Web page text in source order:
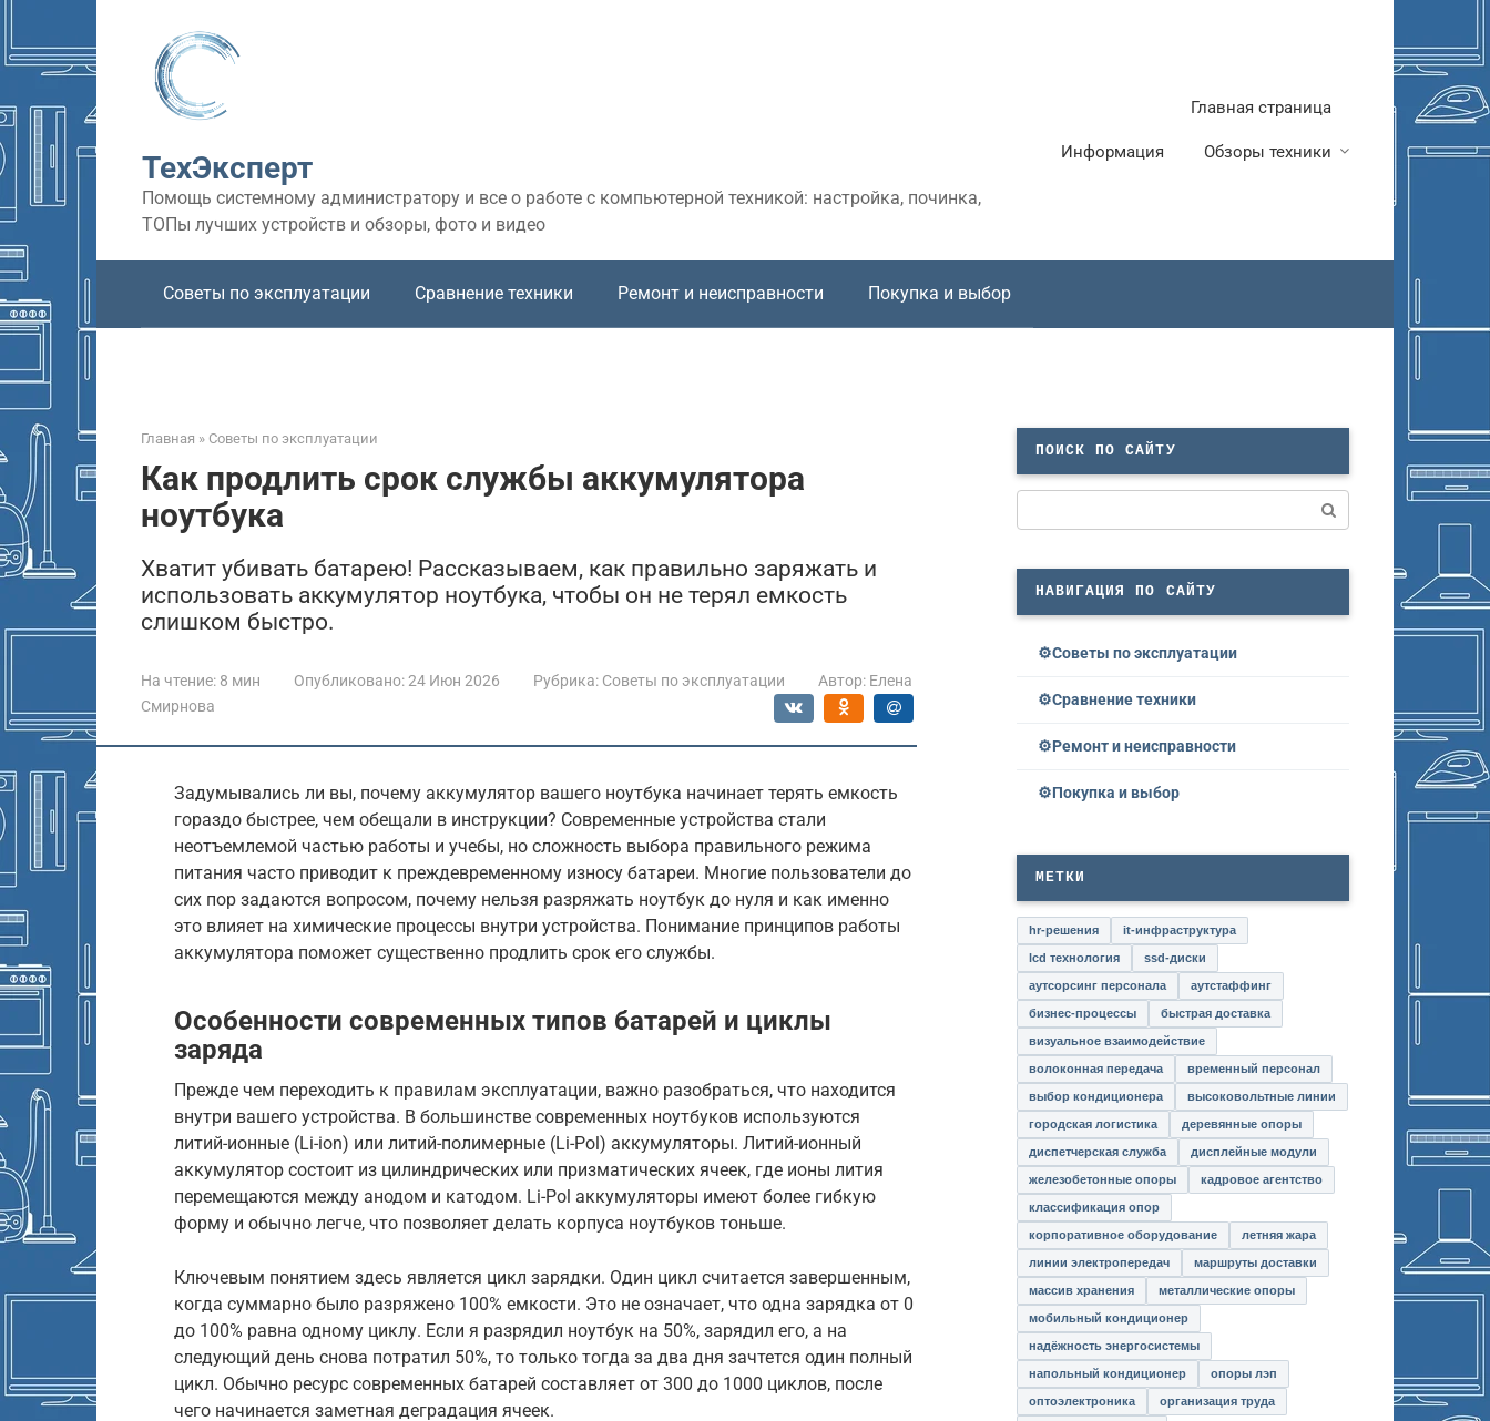
контенту
ТехЭксперт
Помощь системному администратору и все о работе с компьютерной техникой: настройка, починка,
ТОПы лучших устройств и обзоры, фото и видео
Главная страница
Информация Обзоры техники
Советы по эксплуатации Сравнение техники Ремонт и неисправности Покупка и выбор
Главная » Советы по эксплуатации
Как продлить срок службы аккумулятора
ноутбука
Хватит убивать батарею! Рассказываем, как правильно заряжать и
использовать аккумулятор ноутбука, чтобы он не терял емкость
слишком быстро.
На чтение: 8 мин Опубликовано:24 Июн 2026 Рубрика: Советы по эксплуатации Автор: Елена
Смирнова
Задумывались ли вы, почему аккумулятор вашего ноутбука начинает терять емкость
гораздо быстрее, чем обещали в инструкции? Современные устройства стали
неотъемлемой частью работы и учебы, но сложность выбора правильного режима
питания часто приводит к преждевременному износу батареи. Многие пользователи до
сих пор задаются вопросом, почему нельзя разряжать ноутбук до нуля и как именно
это влияет на химические процессы внутри устройства. Понимание принципов работы
аккумулятора поможет существенно продлить срок его службы.
Особенности современных типов батарей и циклы
заряда
Прежде чем переходить к правилам эксплуатации, важно разобраться, что находится
внутри вашего устройства. В большинстве современных ноутбуков используются
литий-ионные (Li-ion) или литий-полимерные (Li-Pol) аккумуляторы. Литий-ионный
аккумулятор состоит из цилиндрических или призматических ячеек, где ионы лития
перемещаются между анодом и катодом. Li-Pol аккумуляторы имеют более гибкую
форму и обычно легче, что позволяет делать корпуса ноутбуков тоньше.
Ключевым понятием здесь является цикл зарядки. Один цикл считается завершенным,
когда суммарно было разряжено 100% емкости. Это не означает, что одна зарядка от 0
до 100% равна одному циклу. Если я разрядил ноутбук на 50%, зарядил его, а на
следующий день снова потратил 50%, то только тогда за два дня зачтется один полный
цикл. Обычно ресурс современных батарей составляет от 300 до 1000 циклов, после
чего начинается заметная деградация ячеек.
ПОИСК ПО САЙТУ
НАВИГАЦИЯ ПО САЙТУ
Советы по эксплуатации
Сравнение техники
Ремонт и неисправности
Покупка и выбор
МЕТКИ
hr-решения it-инфраструктура
lcd технология ssd-диски
аутсорсинг персонала аутстаффинг
бизнес-процессы быстрая доставка
визуальное взаимодействие
волоконная передача временный персонал
выбор кондиционера высоковольтные линии
городская логистика деревянные опоры
диспетчерская служба дисплейные модули
железобетонные опоры кадровое агентство
классификация опор
корпоративное оборудование летняя жара
линии электропередач маршруты доставки
массив хранения металлические опоры
мобильный кондиционер
надёжность энергосистемы
напольный кондиционер опоры лэп
оптоэлектроника организация труда